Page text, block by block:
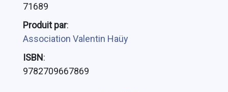
71689
Produit par:
Association Valentin Haüy
ISBN:
9782709667869